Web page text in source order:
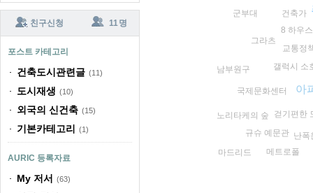
친구신청 11 명
포스트 카테고리
건축도시관련글 (11)
도시재생 (10)
외국의 신건축 (15)
기본카테고리 (1)
AURIC 등록자료
My 저서 (63)
아
8 하우스
갤럭시 소
건축가
걷기편한
교통정
국제문화센터
군부대
규슈 예문관
그라츠
난폭
남부원구
노리타케의 숲
마드리드 메트로폴